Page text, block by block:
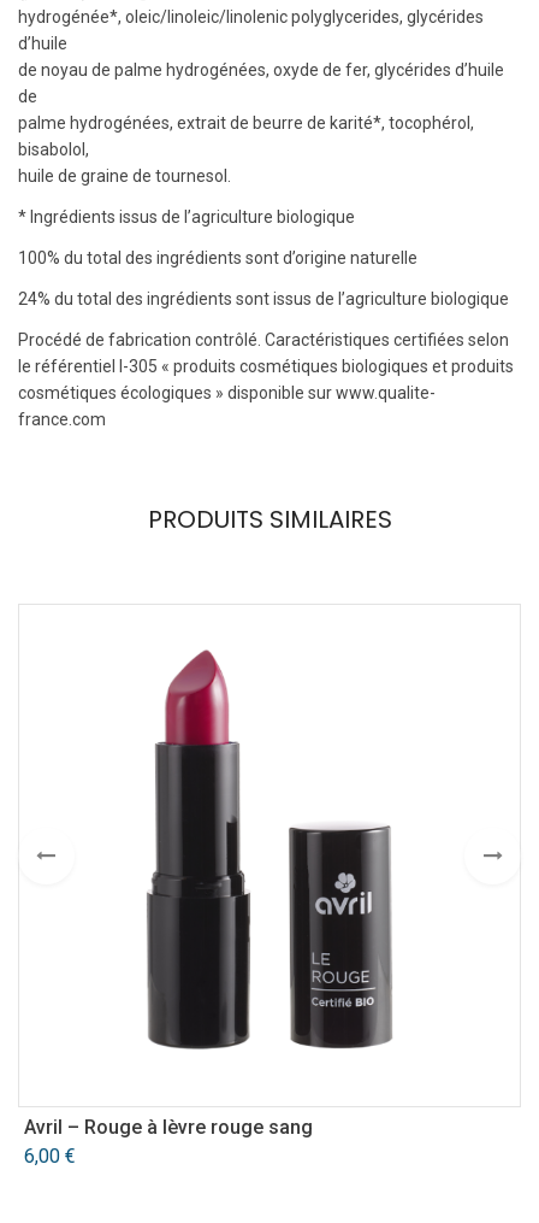
hydrogénée*, oleic/linoleic/linolenic polyglycerides, glycérides
d’huile
de noyau de palme hydrogénées, oxyde de fer, glycérides d’huile
de
palme hydrogénées, extrait de beurre de karité*, tocophérol,
bisabolol,
huile de graine de tournesol.
* Ingrédients issus de l’agriculture biologique
100% du total des ingrédients sont d’origine naturelle
24% du total des ingrédients sont issus de l’agriculture biologique
Procédé de fabrication contrôlé. Caractéristiques certifiées selon
le référentiel I-305 « produits cosmétiques biologiques et produits
cosmétiques écologiques » disponible sur www.qualite-
france.com
PRODUITS SIMILAIRES
Avril – Rouge à lèvre rouge sang
6,00 €